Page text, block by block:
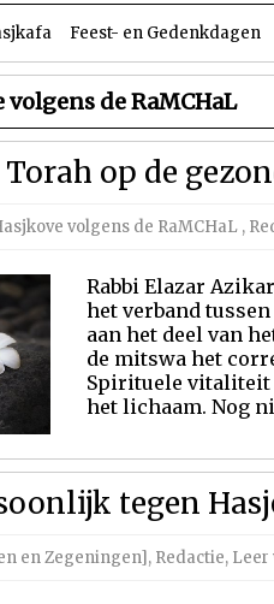
Feest- en Gedenkdagen
volgens de RaMCHaL
op de
volgens de RaMCHaL ,
Rabbi Elazar
het verband
aan het deel van
de mitswa het
Spirituele vitaliteit
het lichaam. Nog
tegen
en Zegeningen], Redactie, Leer